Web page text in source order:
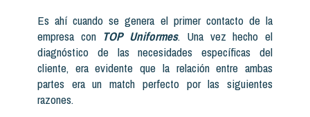
Es ahí cuando se genera el primer contacto de la
empresa con TOP Uniformes. Una vez hecho el
diagnóstico de las necesidades específicas del
cliente, era evidente que la relación entre ambas
partes era un match perfecto por las siguientes
razones.